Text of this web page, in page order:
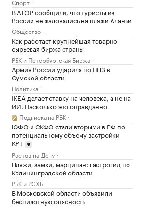
Спорт
В АТОР сообщили, что туристы из
России не жаловались на пляжи Аланьи
Общество
Как работает крупнейшая товарно-
сырьевая биржа страны
РБК и Петербургская Биржа
Армия России ударила по НПЗ в
Сумской области
Политика
IKEA делает ставку на человека, а не на
ИИ. Насколько это оправданно
Подписка на РБК
ЮФО и СКФО стали вторыми в РФ по
потенциальному объему застройки
КРТ
Ростов-на-Дону
Пляжи, замки, марципан: гастрогид по
Калининградской области
РБК и РСХБ
В Московской области объявили
беспилотную опасность